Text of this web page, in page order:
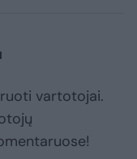
vartotojai.